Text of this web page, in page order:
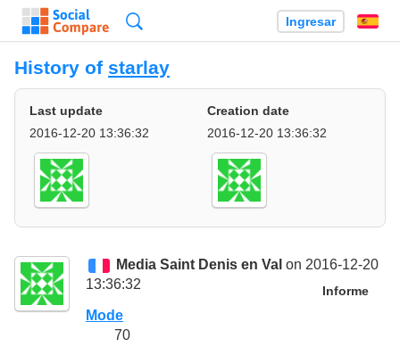
Ingresar
History of starlay
Last update
2016-12-20 13:36:32
Creation date
2016-12-20 13:36:32
Media Saint Denis en Val on 2016-12-20
13:36:32
Informe
Mode
70